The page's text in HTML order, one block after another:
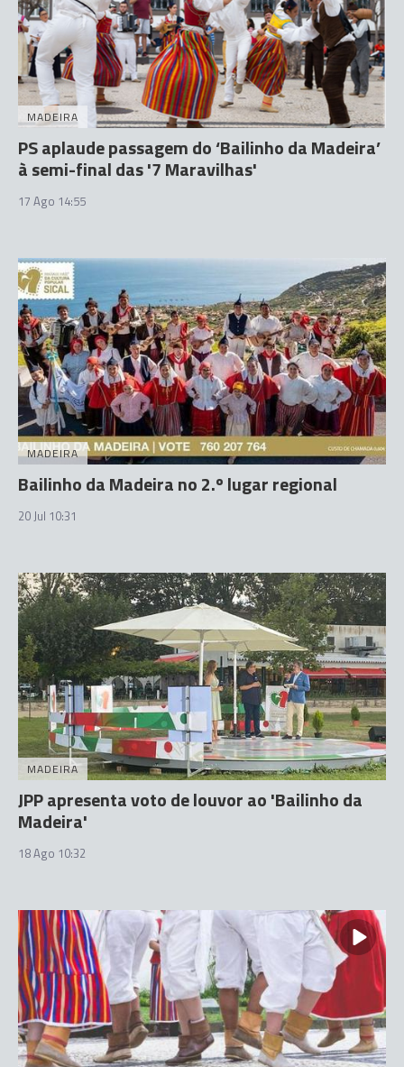
MADEIRA
PS aplaude passagem do ‘Bailinho da Madeira’
à semi-final das '7 Maravilhas'
17 Ago 14:55
MADEIRA
Bailinho da Madeira no 2.º lugar regional
20 Jul 10:31
MADEIRA
JPP apresenta voto de louvor ao 'Bailinho da
Madeira'
18 Ago 10:32